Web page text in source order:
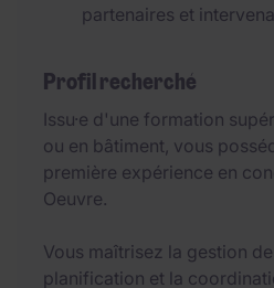
partenaires et
Profil recherché
Issu·e d'une formation
ou en bâtiment, vous
première expérience en
Oeuvre.
Vous maîtrisez la gestion
planification et la